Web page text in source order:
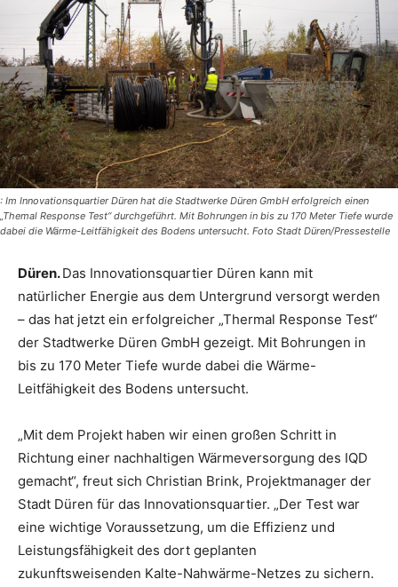
: Im Innovationsquartier Düren hat die Stadtwerke Düren GmbH erfolgreich einen
„Themal Response Test“ durchgeführt. Mit Bohrungen in bis zu 170 Meter Tiefe wurde
dabei die Wärme-Leitfähigkeit des Bodens untersucht. Foto Stadt Düren/Pressestelle
Düren.Das Innovationsquartier Düren kann mit
natürlicher Energie aus dem Untergrund versorgt werden
– das hat jetzt ein erfolgreicher „Thermal Response Test“
der Stadtwerke Düren GmbH gezeigt. Mit Bohrungen in
bis zu 170 Meter Tiefe wurde dabei die Wärme-
Leitfähigkeit des Bodens untersucht.
„Mit dem Projekt haben wir einen großen Schritt in
Richtung einer nachhaltigen Wärmeversorgung des IQD
gemacht“, freut sich Christian Brink, Projektmanager der
Stadt Düren für das Innovationsquartier. „Der Test war
eine wichtige Voraussetzung, um die Effizienz und
Leistungsfähigkeit des dort geplanten
zukunftsweisenden Kalte-Nahwärme-Netzes zu sichern.